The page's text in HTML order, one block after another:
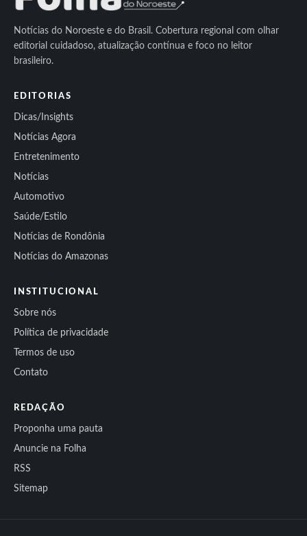
Notícias do Noroeste e do Brasil. Cobertura regional com olhar
editorial cuidadoso, atualização contínua e foco no leitor
brasileiro.
EDITORIAS
Dicas/Insights
Notícias Agora
Entretenimento
Notícias
Automotivo
Saúde/Estilo
Notícias de Rondônia
Notícias do Amazonas
INSTITUCIONAL
Sobre nós
Política de privacidade
Termos de uso
Contato
REDAÇÃO
Proponha uma pauta
Anuncie na Folha
RSS
Sitemap